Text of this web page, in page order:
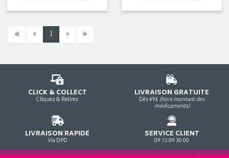
« ‹ 1 › »
CLICK & COLLECT
Cliquez & Retirez
LIVRAISON GRATUITE
Dès 49€ (hors montant des
médicaments)
LIVRAISON RAPIDE
Via DPD
SERVICE CLIENT
09 72 09 30 00